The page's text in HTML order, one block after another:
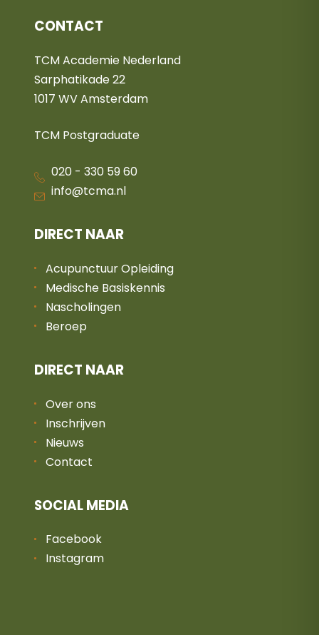
CONTACT
TCM Academie Nederland
Sarphatikade 22
1017 WV Amsterdam
TCM Postgraduate
020 - 330 59 60
info@tcma.nl
DIRECT NAAR
Acupunctuur Opleiding
Medische Basiskennis
Nascholingen
Beroep
DIRECT NAAR
Over ons
Inschrijven
Nieuws
Contact
SOCIAL MEDIA
Facebook
Instagram